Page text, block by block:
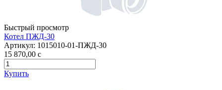
Быстрый просмотр
Котел ПЖД-30
Артикул: 1015010-01-ПЖД-30
15 870,00 c
Купить